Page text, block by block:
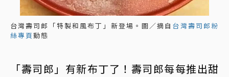
台灣壽司郎「特製和風布丁」新登場。圖／摘自 台灣壽司郎粉
絲專頁動態
「壽司郎」有新布丁了！壽司郎每每推出甜